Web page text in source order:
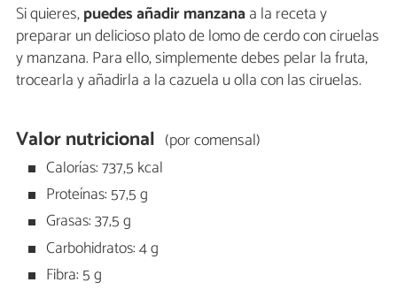
Si quieres,puedes añadir manzanaa la receta y
preparar un delicioso plato de lomo de cerdo con ciruelas
y manzana. Para ello, simplemente debes pelar la fruta,
trocearla y añadirla a la cazuela u olla con las ciruelas.
Valor nutricional (por comensal)
Calorías: 737,5 kcal
Proteínas: 57,5 g
Grasas: 37,5 g
Carbohidratos: 4 g
Fibra: 5 g